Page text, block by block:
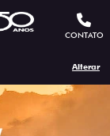
CONTATO
Alterar